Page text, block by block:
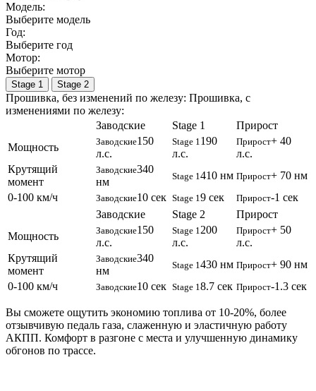
Модель:
Выберите модель
Год:
Выберите год
Мотор:
Выберите мотор
Stage 1 Stage 2
Прошивка, без изменений по железу: Прошивка, c
изменениями по железу:
Заводские
Stage 1
Прирост
Мощность
Заводские150
л.с.
Stage 1 190
л.с.
Прирост+ 40
л.с.
Крутящий
момент
Заводские340
нм
Stage 1 410 нм Прирост+ 70 нм
0-100 км/ч
Заводские10 сек Stage 1 9 сек Прирост-1 сек
Заводские
Stage 2
Прирост
Мощность
Заводские150
л.с.
Stage 1 200
л.с.
Прирост+ 50
л.с.
Крутящий
момент
Заводские340
нм
Stage 1 430 нм Прирост+ 90 нм
0-100 км/ч
Заводские10 сек Stage 1 8.7 сек Прирост-1.3 сек
Вы сможете ощутить экономию топлива от 10-20%, более
отзывчивую педаль газа, слаженную и эластичную работу
АКПП. Комфорт в разгоне с места и улучшенную динамику
обгонов по трассе.